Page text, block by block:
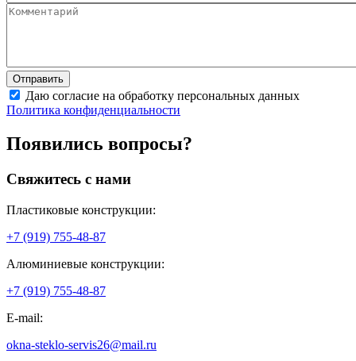
Даю согласие на обработку персональных данных
Политика конфиденциальности
Появились вопросы?
Свяжитесь с нами
Пластиковые конструкции:
+7 (919) 755-48-87
Алюминиевые конструкции:
+7 (919) 755-48-87
E-mail:
okna-steklo-servis26@mail.ru